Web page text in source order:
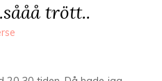
trött..